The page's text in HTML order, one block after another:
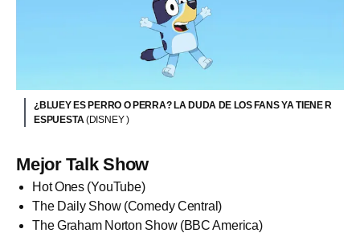
¿BLUEY ES PERRO O PERRA? LA DUDA DE LOS FANS YA TIENE R
ESPUESTA(DISNEY )
Mejor Talk Show
Hot Ones (YouTube)
The Daily Show (Comedy Central)
The Graham Norton Show (BBC America)